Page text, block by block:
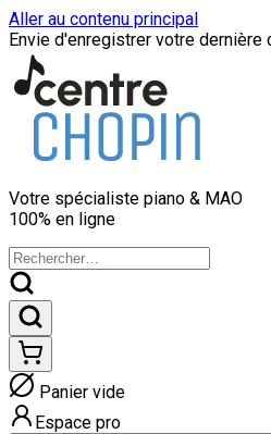
Aller au contenu principal
Envie d'enregistrer votre
Votre spécialiste piano & MAO
100% en ligne
Panier vide
Espace pro